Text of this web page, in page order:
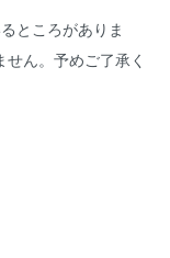
ところがありま
ん。予めご了承く